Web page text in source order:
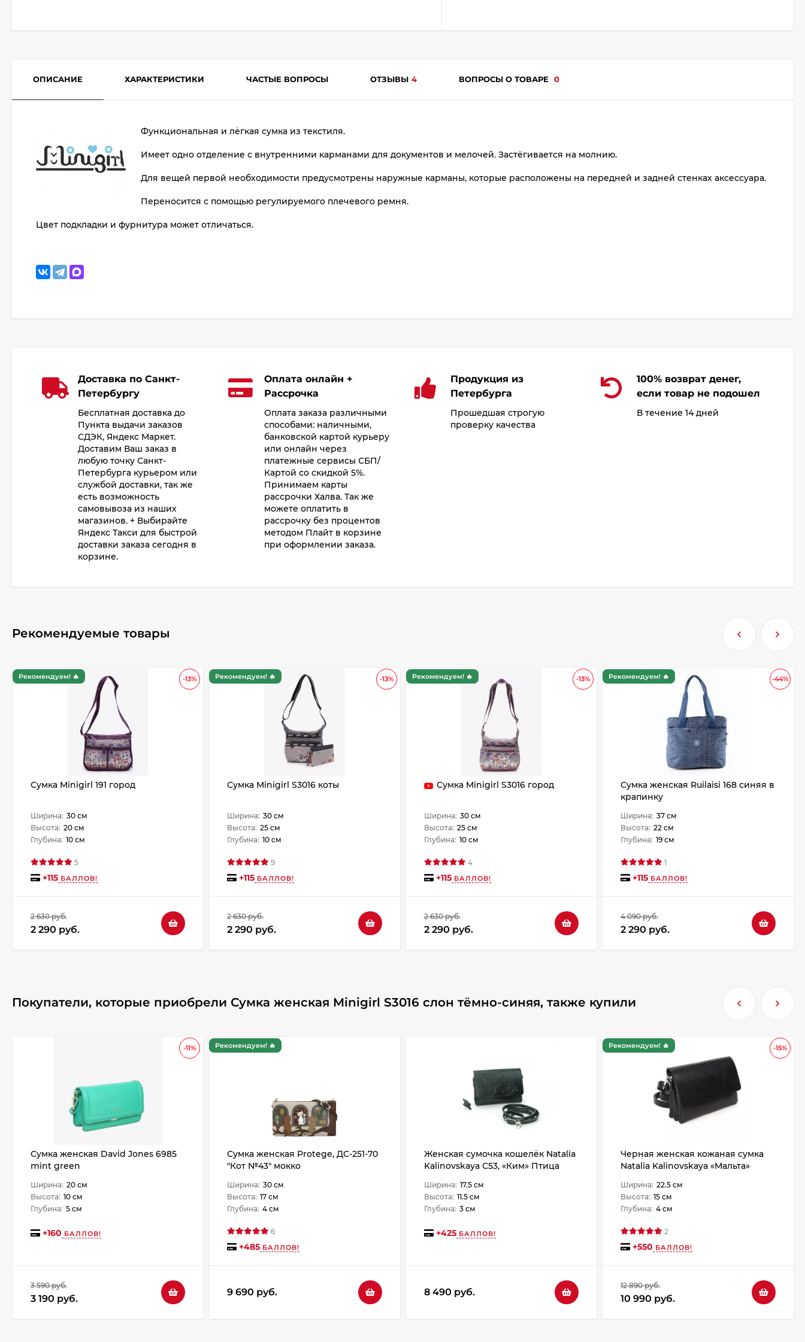
ОПИСАНИЕ ХАРАКТЕРИСТИКИ ЧАСТЫЕ ВОПРОСЫ ОТЗЫВЫ 4 ВОПРОСЫ О ТОВАРЕ 0
Функциональная и лёгкая сумка из текстиля.
Имеет одно отделение с внутренними карманами для документов и мелочей. Застёгивается на молнию.
Для вещей первой необходимости предусмотрены наружные карманы, которые расположены на передней и задней стенках аксессуара.
Переносится с помощью регулируемого плечевого ремня.
Цвет подкладки и фурнитура может отличаться.
в 2 недели
Доставка по Санкт-
Петербургу
Бесплатная доставка до
Пункта выдачи заказов
СДЭК, Яндекс Маркет.
Доставим Ваш заказ в
любую точку Санкт-
Петербурга курьером или
службой доставки, так же
есть возможность
самовывоза из наших
магазинов. + Выбирайте
Яндекс Такси для быстрой
доставки заказа сегодня в
корзине.
Оплата онлайн +
Рассрочка
Оплата заказа различными
способами: наличными,
банковской картой курьеру
или онлайн через
платежные сервисы СБП/
Картой со скидкой 5%.
Принимаем карты
рассрочки Халва. Так же
можете оплатить в
рассрочку без процентов
методом Плайт в корзине
при оформлении заказа.
Продукция из
Петербурга
Прошедшая строгую
проверку качества
100% возврат денег,
если товар не подошел
В течение 14 дней
Рекомендуемые товары
-13%
Рекомендуем! 🔥
Сумка Minigirl 191 город
Ширина: 30 см
Высота: 20 см
Глубина: 10 см
5
+115БАЛЛОВ!
2 630 руб.
2 290 руб.
-13%
Рекомендуем! 🔥
Сумка Minigirl S3016 коты
Ширина: 30 см
Высота: 25 см
Глубина: 10 см
9
+115 БАЛЛОВ!
2 630 руб.
2 290 руб.
-13%
Рекомендуем! 🔥
Сумка Minigirl S3016 город
Ширина: 30 см
Высота: 25 см
Глубина: 10 см
4
+115БАЛЛОВ!
2 630 руб.
2 290 руб.
-44%
Рекомендуем! 🔥
Сумка женская Ruilaisi 168 синяя в
крапинку
Ширина: 37 см
Высота: 22 см
Глубина: 19 см
1
+115 БАЛЛОВ!
4 090 руб.
2 290 руб.
Покупатели, которые приобрели Сумка женская Minigirl S3016 слон тёмно-синяя, также купили
-11%
Сумка женская David Jones 6985
mint green
Ширина: 20 см
Высота: 10 см
Глубина: 5 см
+160 БАЛЛОВ!
3 590 руб.
3 190 руб.
Рекомендуем! 🔥
Сумка женская Protege, ДС-251-70
"Кот №43" мокко
Ширина: 30 см
Высота: 17 см
Глубина: 4 см
6
+485 БАЛЛОВ!
9 690 руб.
Женская сумочка кошелёк Natalia
Kalinovskaya С53, «Ким» Птица
Ширина: 17.5 см
Высота: 11.5 см
Глубина: 3 см
+425БАЛЛОВ!
8 490 руб.
-15%
Рекомендуем! 🔥
Черная женская кожаная сумка
Natalia Kalinovskaya «Мальта»
Ширина: 22.5 см
Высота: 15 см
Глубина: 4 см
2
+550 БАЛЛОВ!
12 890 руб.
10 990 руб.